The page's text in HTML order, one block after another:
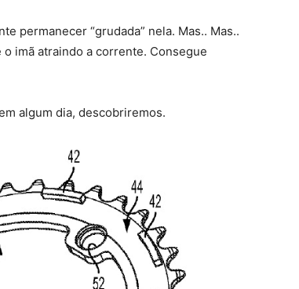
permanecer “grudada” nela. Mas.. Mas..
o imã atraindo a corrente. Consegue
algum dia, descobriremos.